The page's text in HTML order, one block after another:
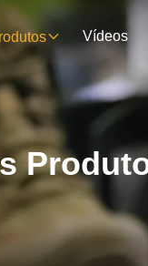
Vídeos